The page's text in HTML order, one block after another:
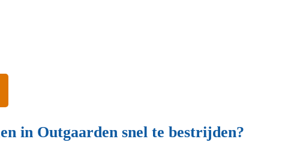
in Outgaarden snel te bestrijden?